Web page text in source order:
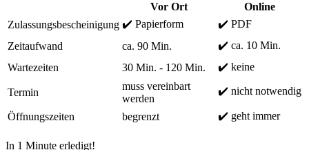
Vor Ort
Online
Zulassungsbescheinigung ✔️ Papierform
✔️ PDF
Zeitaufwand
ca. 90 Min.
✔️ ca. 10 Min.
Wartezeiten
30 Min. - 120 Min. ✔️ keine
Termin
muss vereinbart
werden
✔️ nicht notwendig
Öffnungszeiten begrenzt ✔️ geht immer
In 1 Minute erledigt!